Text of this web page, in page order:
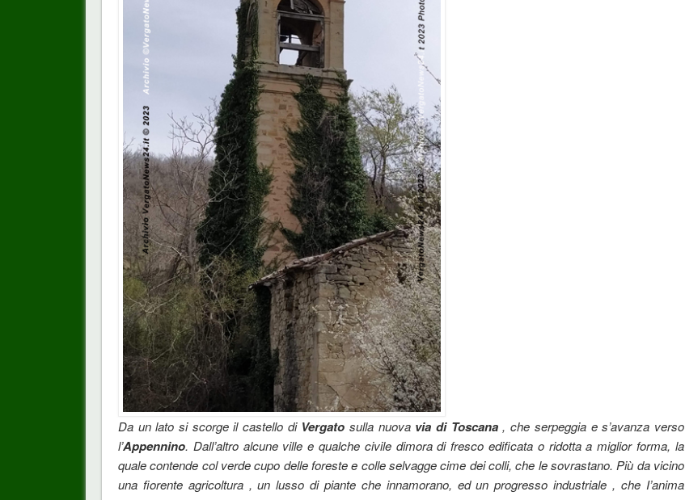
Da un lato si scorge il castello di Vergato sulla nuova via di Toscana, che serpeggia e s’avanza verso
l’Appennino. Dall’altro alcune ville e qualche civile dimora di fresco edificata o ridotta a miglior forma, la
quale contende col verde cupo delle foreste e colle selvagge cime dei colli, che le sovrastano. Più da vicino
una fiorente agricoltura , un lusso di piante che innamorano, ed un progresso industriale , che I’anima